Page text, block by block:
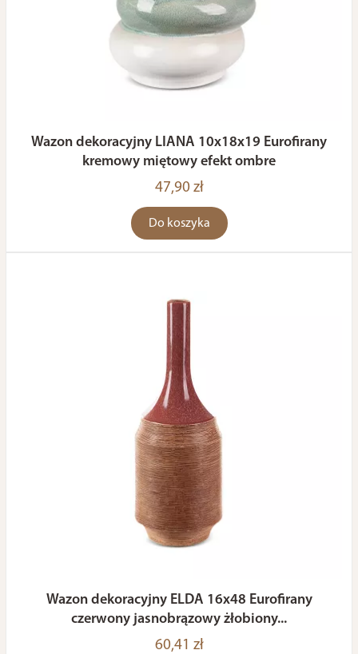
Wazon dekoracyjny LIANA 10x18x19 Eurofirany
kremowy miętowy efekt ombre
47,90 zł
Do koszyka
Wazon dekoracyjny ELDA 16x48 Eurofirany
czerwony jasnobrązowy żłobiony...
60,41 zł